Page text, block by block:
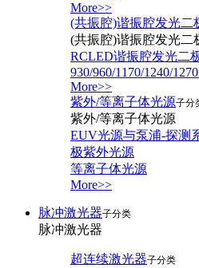
More>>
(共振腔)谐振腔发光二
(共振腔)谐振腔发光二
RCLED谐振腔发光二
930/960/1170/1240/
More>>
紫外/等离子体光源子分
紫外/等离子体光源
EUV光源与泵浦-探测
极紫外光源
等离子体光源
More>>
脉冲激光器子分类
脉冲激光器
超连续激光器子分类